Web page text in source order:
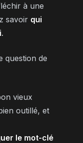
à une
savoir qui
.
question de
vieux
outillé, et
le mot-clé